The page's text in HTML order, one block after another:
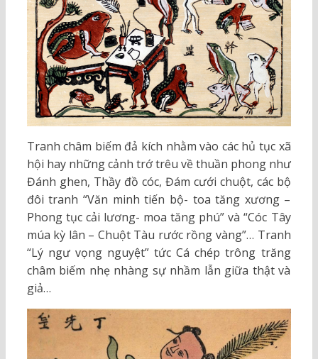
Tranh châm biếm đả kích nhằm vào các hủ tục xã
hội hay những cảnh trớ trêu về thuần phong như
Đánh ghen, Thầy đồ cóc, Đám cưới chuột, các bộ
đôi tranh “Văn minh tiến bộ- toa tăng xương –
Phong tục cải lương- moa tăng phú” và “Cóc Tây
múa kỳ lân – Chuột Tàu rước rồng vàng”… Tranh
“Lý ngư vọng nguyệt” tức Cá chép trông trăng
châm biếm nhẹ nhàng sự nhầm lẫn giữa thật và
giả…